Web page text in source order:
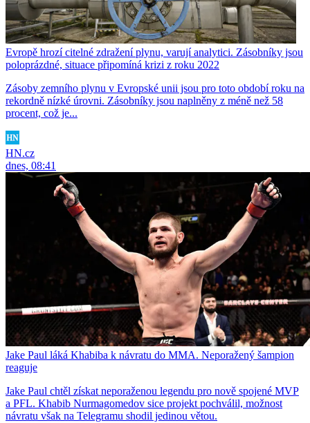
Evropě hrozí citelné zdražení plynu, varují analytici. Zásobníky jsou
poloprázdné, situace připomíná krizi z roku 2022
Zásoby zemního plynu v Evropské unii jsou pro toto období roku na
rekordně nízké úrovni. Zásobníky jsou naplněny z méně než 58
procent, což je...
HN.cz
dnes, 08:41
Jake Paul láká Khabiba k návratu do MMA. Neporažený šampion
reaguje
Jake Paul chtěl získat neporaženou legendu pro nově spojené MVP
a PFL. Khabib Nurmagomedov sice projekt pochválil, možnost
návratu však na Telegramu shodil jedinou větou.